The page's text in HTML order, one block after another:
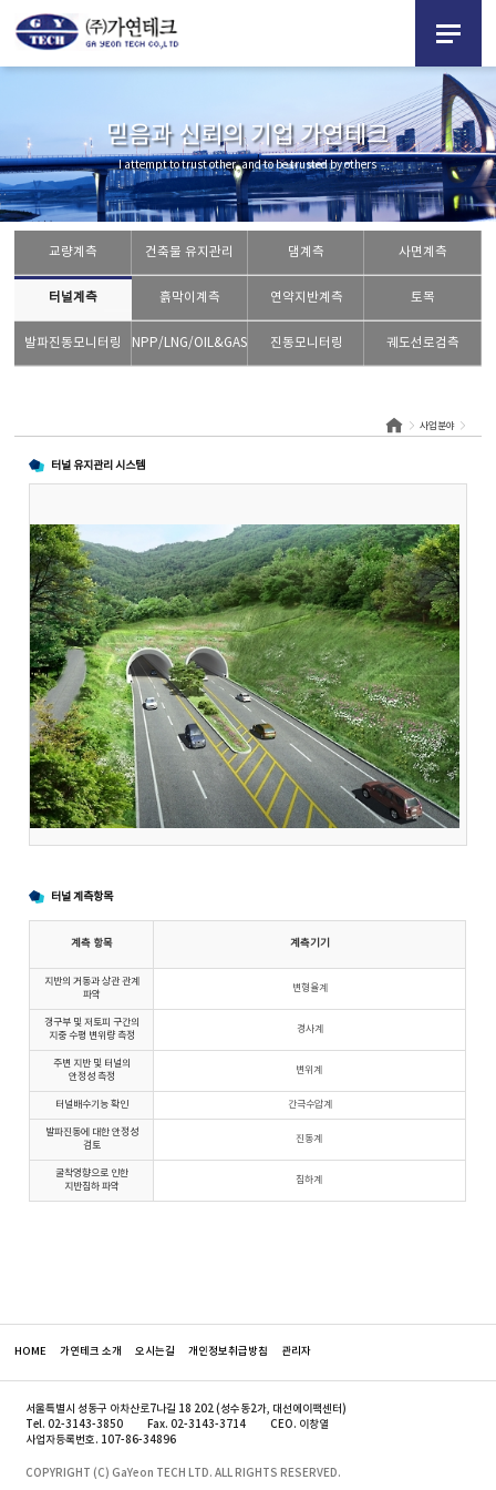
믿음과 신뢰의 기업 가연테크
I attempt to trust other, and to be trusted by others
교량계측 건축물 유지관리 댐계측 사면계측
터널계측 흙막이계측 연약지반계측 토목
발파진동모니터링 NPP/LNG/OIL&GAS 모니터링진동모니터링 궤도선로검측
사업분야
터널 유지관리 시스템
터널 계측항목
계측 항목 계측기기
지반의 거동과 상관 관계
파악
변형율계
갱구부 및 저토피 구간의
지중 수평 변위량 측정
경사계
주변 지반 및 터널의
안정성 측정
변위계
터널배수기능 확인 간극수압계
발파진동에 대한 안정성
검토
진동계
굴착영향으로 인한
지반침하 파악
침하계
HOME 가연테크 소개 오시는길 개인정보취급방침 관리자
서울특별시 성동구 아차산로7나길 18 202 (성수동2가, 대선에이팩센터)
Tel. 02-3143-3850
Fax. 02-3143-3714
CEO. 이창열
사업자등록번호. 107-86-34896
COPYRIGHT (C) GaYeon TECH LTD. ALL RIGHTS RESERVED.